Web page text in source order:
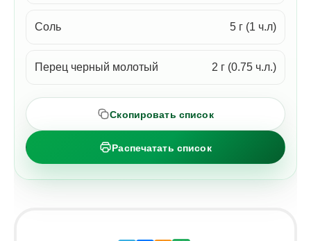
Соль 5 г (1 ч.л)
Перец черный молотый 2 г (0.75 ч.л.)
Скопировать список
Распечатать список